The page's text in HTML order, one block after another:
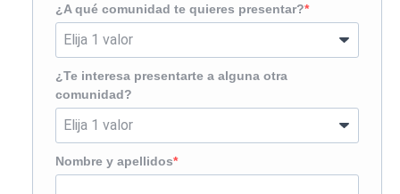
¿A qué comunidad te quieres presentar?
¿Te interesa presentarte a alguna otra
comunidad?
Nombre y apellidos